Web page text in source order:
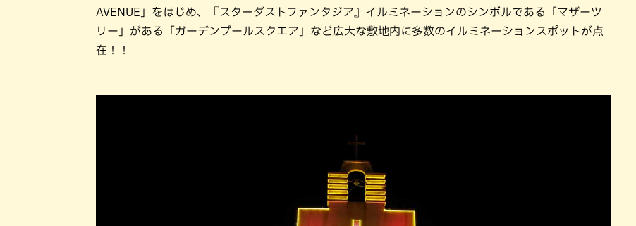
AVENUE」をはじめ、『スターダストファンタジア』イルミネーションのシンボルである「マザーツ
リー」がある「ガーデンプールスクエア」など広大な敷地内に多数のイルミネーションスポットが点
在！！